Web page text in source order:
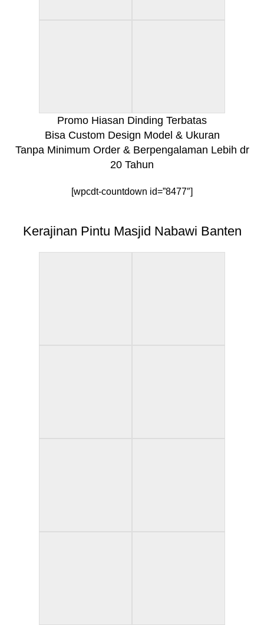
Promo Hiasan Dinding Terbatas
Bisa Custom Design Model & Ukuran
Tanpa Minimum Order & Berpengalaman Lebih dr
20 Tahun
[wpcdt-countdown id=”8477″]
Kerajinan Pintu Masjid Nabawi Banten